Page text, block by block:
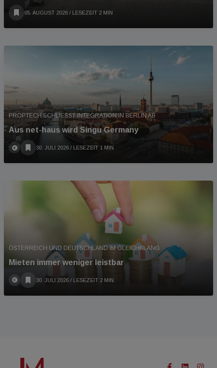
05. AUGUST 2026 / LESEZEIT 2 MIN
PROPTECH SCHLIESST INTEGRATION IN BERLIN AB
Aus net-haus wird Singu Germany
30. JULI 2026 / LESEZEIT 1 MIN
ÖSTERREICH UND DEUTSCHLAND IM GLEICHKLANG
Mieten immer weniger leistbar
30. JULI 2026 / LESEZEIT 2 MIN